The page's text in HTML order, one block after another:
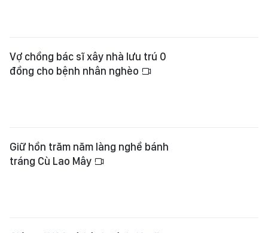
Vợ chồng bác sĩ xây nhà lưu trú 0
đồng cho bệnh nhân nghèo
Giữ hồn trăm năm làng nghề bánh
tráng Cù Lao Mây